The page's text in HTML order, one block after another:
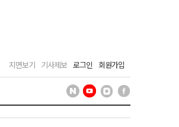
지면보기 기사제보 로그인 회원가입